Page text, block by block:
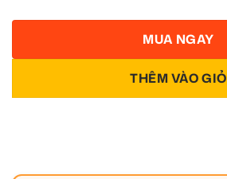
THÊM VÀO GIỎ
MUA NGAY